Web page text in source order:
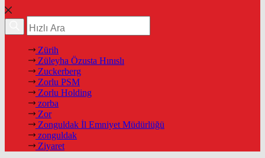
Zürih
Züleyha Özusta Hınıslı
Zuckerberg
Zorlu PSM
Zorlu Holding
zorba
Zor
Zonguldak İl Emniyet Müdürlüğü
zonguldak
Ziyaret